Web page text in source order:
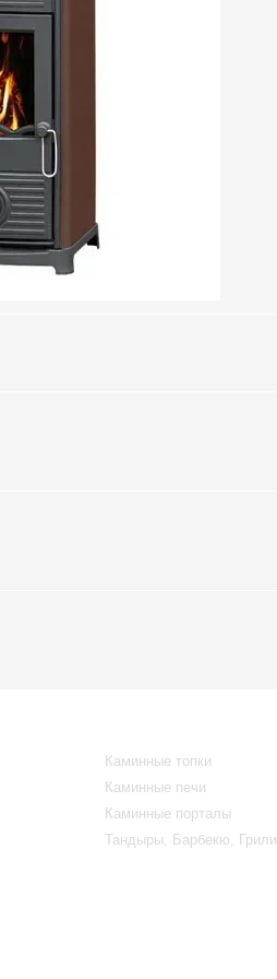
Каминные топки
Каминные печи
Каминные порталы
Тандыры, Барбекю, Грили